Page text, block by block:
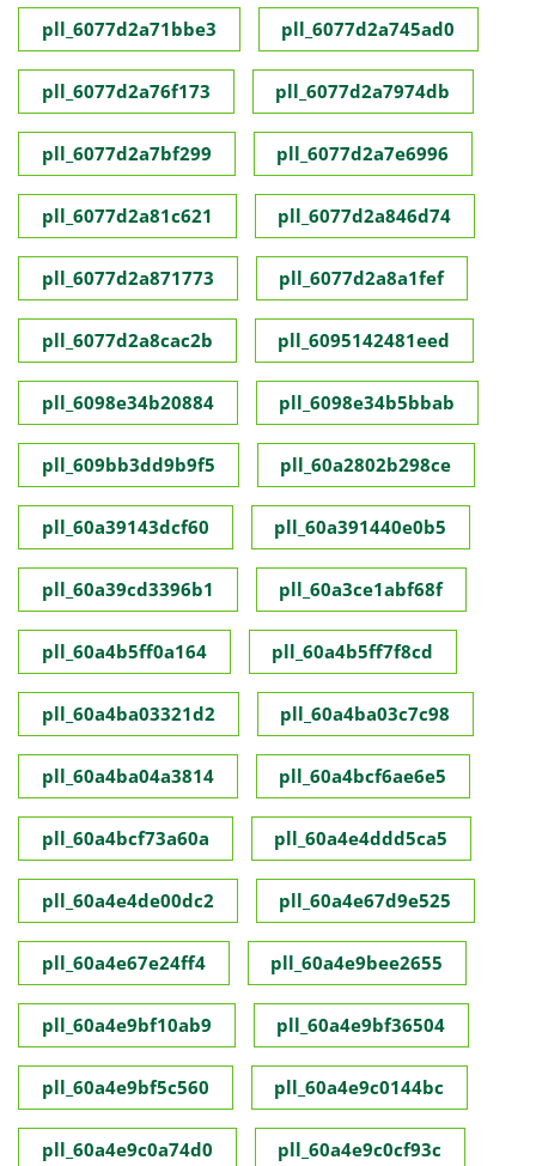
pll_6077d2a71bbe3 pll_6077d2a745ad0
pll_6077d2a76f173 pll_6077d2a7974db
pll_6077d2a7bf299 pll_6077d2a7e6996
pll_6077d2a81c621 pll_6077d2a846d74
pll_6077d2a871773 pll_6077d2a8a1fef
pll_6077d2a8cac2b pll_6095142481eed
pll_6098e34b20884 pll_6098e34b5bbab
pll_609bb3dd9b9f5 pll_60a2802b298ce
pll_60a39143dcf60 pll_60a391440e0b5
pll_60a39cd3396b1 pll_60a3ce1abf68f
pll_60a4b5ff0a164 pll_60a4b5ff7f8cd
pll_60a4ba03321d2 pll_60a4ba03c7c98
pll_60a4ba04a3814 pll_60a4bcf6ae6e5
pll_60a4bcf73a60a pll_60a4e4ddd5ca5
pll_60a4e4de00dc2 pll_60a4e67d9e525
pll_60a4e67e24ff4 pll_60a4e9bee2655
pll_60a4e9bf10ab9 pll_60a4e9bf36504
pll_60a4e9bf5c560 pll_60a4e9c0144bc
pll_60a4e9c0a74d0 pll_60a4e9c0cf93c